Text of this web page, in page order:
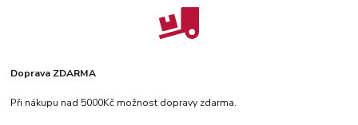
Doprava ZDARMA
Při nákupu nad 5000Kč možnost dopravy zdarma.